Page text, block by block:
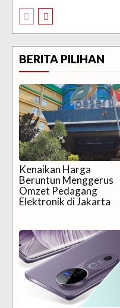
BERITA PILIHAN
Kenaikan Harga
Beruntun Menggerus
Omzet Pedagang
Elektronik di Jakarta